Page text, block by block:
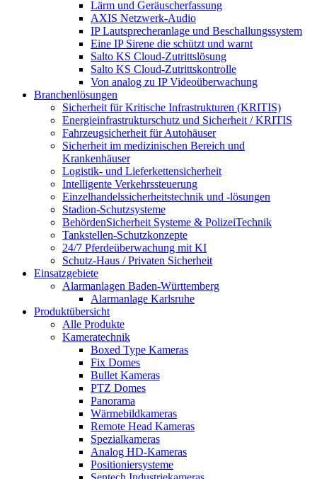
Lärm und Geräuscherfassung
AXIS Netzwerk-Audio
IP Lautsprecheranlage und Beschallungssystem
Eine IP Sirene die schützt und warnt
Salto KS Cloud-Zutrittslösung
Salto KS Cloud-Zutrittskontrolle
Von analog zu IP Videoüberwachung
Branchenlösungen
Sicherheit für Kritische Infrastrukturen (KRITIS)
Energieinfrastrukturschutz und Sicherheit / KRITIS
Fahrzeugsicherheit für Autohäuser
Sicherheit im medizinischen Bereich und
Krankenhäuser
Logistik- und Lieferkettensicherheit
Intelligente Verkehrssteuerung
Einzelhandelssicherheitstechnik und -lösungen
Stadion-Schutzsysteme
BehördenSicherheit Systeme & PolizeiTechnik
Tankstellen-Schutzkonzepte​
24/7 Pferdeüberwachung mit KI
Schutz-Haus / Privaten Sicherheit
Einsatzgebiete
Alarmanlagen Baden-Württemberg
Alarmanlage Karlsruhe
Produktübersicht
Alle Produkte
Kameratechnik
Boxed Type Kameras
Fix Domes
Bullet Kameras
PTZ Domes
Panorama
Wärmebildkameras
Remote Head Kameras
Spezialkameras
Analog HD-Kameras
Positioniersysteme